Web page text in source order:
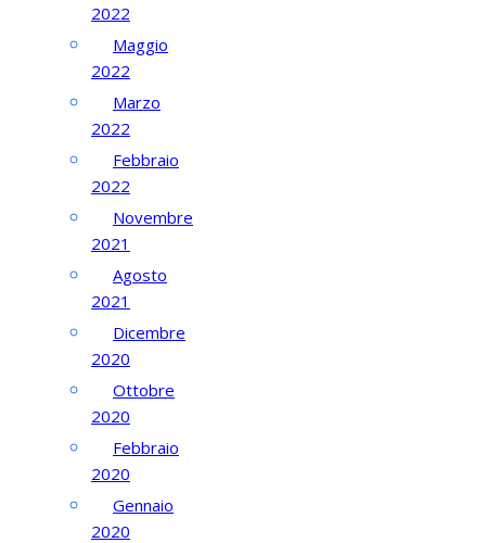
2022
Maggio
2022
Marzo
2022
Febbraio
2022
Novembre
2021
Agosto
2021
Dicembre
2020
Ottobre
2020
Febbraio
2020
Gennaio
2020